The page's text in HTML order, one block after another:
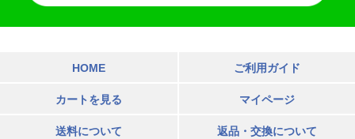
HOME ご利用ガイド
カートを見る マイページ
送料について 返品・交換について